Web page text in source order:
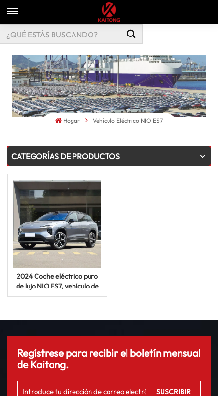
Hogar Vehículo Eléctrico NIO ES7
CATEGORÍAS DE PRODUCTOS
2024 Coche eléctrico puro
de lujo NIO ES7, vehículo de
nueva energía de 620km,
Regístrese para recibir el boletín mensual
de Kaitong.